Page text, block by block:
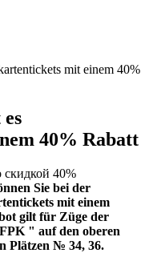
mit einem 40%
40% Rabatt
Sie bei der
mit einem
gilt für Züge der
" auf den oberen
Plätzen № 34, 36.